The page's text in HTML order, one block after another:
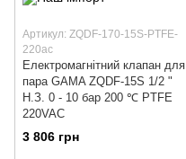
Артикул: ZQDF-170-15S-PTFE-
220ac
Електромагнітний клапан для
пара GAMA ZQDF-15S 1/2 "
Н.З. 0 - 10 бар 200 ℃ PTFE
220VAC
3 806 грн